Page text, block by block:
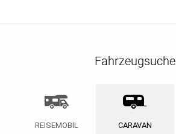
Fahrzeugsuche
REISEMOBIL CARAVAN